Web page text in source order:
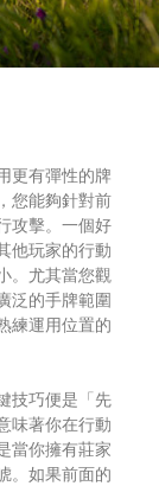
更有彈性的牌
您能夠針對前
攻擊。一個好
他玩家的行動
。尤其當您觀
泛的手牌範圍
練運用位置的
技巧便是「先
味著你在行動
當你擁有莊家
。如果前面的